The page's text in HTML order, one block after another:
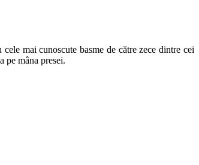
mai cunoscute basme de către zece dintre cei
pe mâna presei.